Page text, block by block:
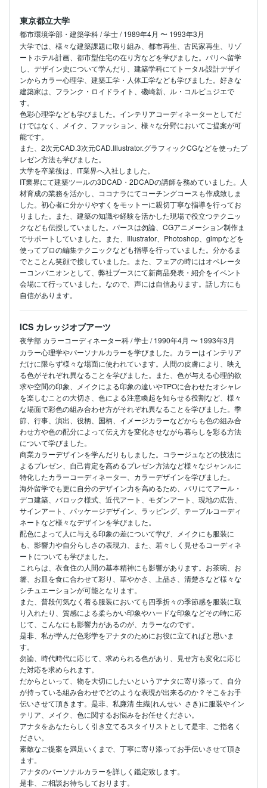
東京都立大学
都市環境学部・建築学科 / 学士 / 1989年4月 〜 1993年3月
大学では、様々な建築課題に取り組み、都市再生、古民家再生、リゾ
ートホテル計画、都市型住宅の在り方などを学びました。パリへ留学
し、デザイン史について学んだり、建築学科にてトータル設計デザイ
ンからカラー心理学、建築工学・人体工学なども学びました。好きな
建築家は、フランク・ロイドライト、磯崎新、ル・コルビュジエで
す。
色彩心理学なども学びました。インテリアコーディネーターとしてだ
けではなく、メイク、ファッション、様々な分野においてご提案が可
能です。
また、2次元CAD.3次元CAD.Illustrator.グラフィックCGなどを使ったプ
レゼン方法も学びました。
大学を卒業後は、IT業界へ入社しました。
IT業界にて建築ツールの3DCAD・2DCADの講師を務めていました。人
材育成の業務を活かし、ココナラにてコーチングコースも作成致しま
した。初心者に分かりやすくをモットーに親切丁寧な指導を行ってお
りました。また、建築の知識や経験を活かした現場で役立つテクニッ
クなども伝授していました。パースは勿論、CGアニメーション制作ま
でサポートしていました。また、Illustrator、Photoshop、gimpなどを
使ってプロの編集テクニックなども指導を行っていました。分かるま
でとことん笑顔で接していました。また、フェアの時にはオペレータ
ーコンパニオンとして、弊社ブースにて新商品発表・紹介をイベント
会場にて行っていました。なので、声には自信あります。話し方にも
自信があります。
ICS カレッジオブアーツ
夜学部 カラーコーディネーター科 / 学士 / 1990年4月 〜 1993年3月
カラー心理学やパーソナルカラーを学びました。カラーはインテリア
だけに限らず様々な場面に使われています。人間の皮膚により、映え
る色がそれぞれ異なることを学びました。また、色が与える心理的欲
求や空間の印象、メイクによる印象の違いやTPOに合わせたオシャレ
を楽しむことの大切さ、色による注意喚起を知らせる役割など、様々
な場面で彩色の組み合わせ方がそれぞれ異なることを学びました。季
節、行事、演出、役柄、国柄、イメージカラーなどからも色の組み合
わせ方や色の配分によって伝え方を変化させながら暮らしを彩る方法
について学びました。
商業カラーデザインを学んだりもしました。コラージュなどの技法に
よるプレゼン、自己肯定を高めるプレゼン方法など様々なジャンルに
特化したカラーコーディネーター、カラーデザインを学びました。
海外留学でも更に自分のデザイン力を高めるため、パリにてアール・
デコ建築、バロック様式、近代アート、モダンアート、現地の広告、
サインアート、パッケージデザイン、ラッピング、テーブルコーディ
ネートなど様々なデザインを学びました。
配色によって人に与える印象の差について学び、メイクにも服装に
も、影響力や自分らしさの表現力、また、若々しく見せるコーディネ
ートについても学びました。
これらは、衣食住の人間の基本精神にも影響があります。お茶碗、お
箸、お皿を食に合わせて彩り、華やかさ、上品さ、清楚さなど様々な
シチュエーションが可能となります。
また、普段何気なく着る服装においても四季折々の季節感を服装に取
り入れたり、質感による柔らかい印象やハードな印象などその時に応
じて、こんなにも影響力があるのが、カラーなのです。
是非、私が学んだ色彩学をアナタのためにお役に立てればと思いま
す。
勿論、時代時代に応じて、求められる色があり、見せ方も変化に応じ
た対応を求められます。
だからといって、物を大切にしたいというアナタに寄り添って、自分
が持っている組み合わせでどのような表現が出来るのか？そこをお手
伝いさせて頂きます。是非、私廉清 生織(れんせい  さき)に服装やイン
テリア、メイク、色に関するお悩みをお任せください。
アナタをあなたらしく引き立てるスタイリストとして是非、ご指名く
ださい。
素敵なご提案を満足いくまで、丁寧に寄り添ってお手伝いさせて頂き
ます。
アナタのパーソナルカラーを詳しく鑑定致します。
是非、ご相談お待ちしております。